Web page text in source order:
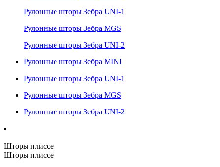
Рулонные шторы Зебра UNI-1
Рулонные шторы Зебра MGS
Рулонные шторы Зебра UNI-2
Рулонные шторы Зебра MINI
Рулонные шторы Зебра UNI-1
Рулонные шторы Зебра MGS
Рулонные шторы Зебра UNI-2
Шторы плиссе
Шторы плиссе